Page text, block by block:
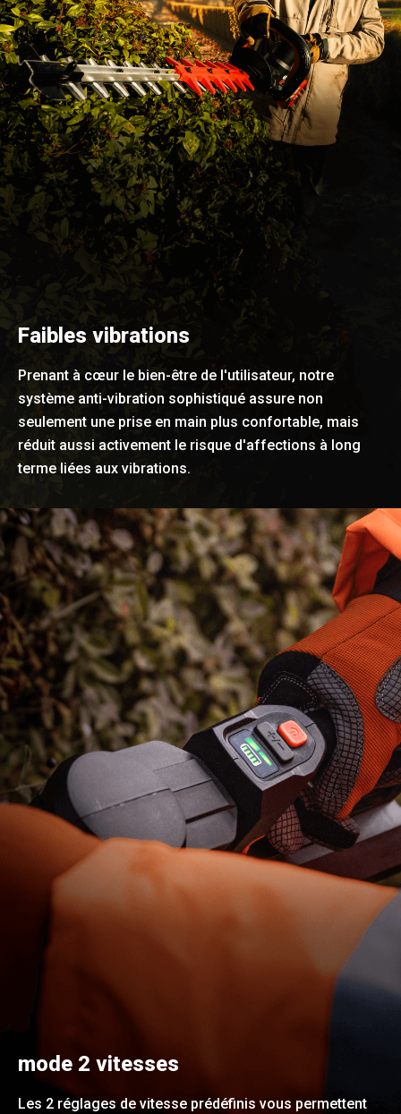
Faibles vibrations
Prenant à cœur le bien-être de l'utilisateur, notre
système anti-vibration sophistiqué assure non
seulement une prise en main plus confortable, mais
réduit aussi activement le risque d'affections à long
terme liées aux vibrations.
mode 2 vitesses
Les 2 réglages de vitesse prédéfinis vous permettent